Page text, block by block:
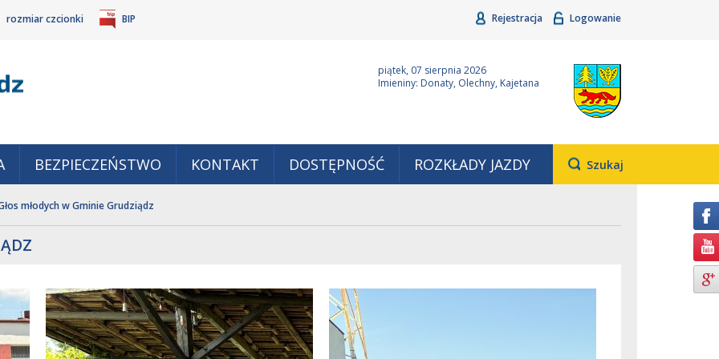
rozmiar czcionki BIP Rejestracja Logowanie
piątek, 07 sierpnia 2026
Imieniny: Donaty, Olechny, Kajetana
BEZPIECZEŃSTWO KONTAKT DOSTĘPNOŚĆ ROZKŁADY JAZDY Szukaj
młodych w Gminie Grudziądz